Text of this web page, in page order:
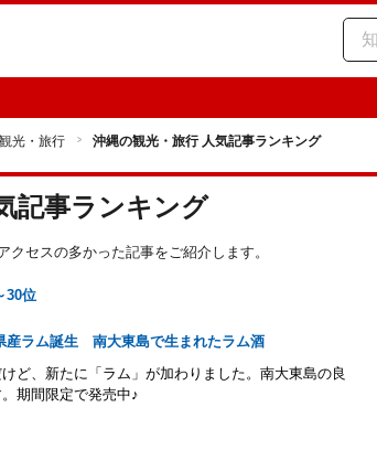
光・旅行 沖縄の観光・旅行 人気記事ランキング
記事ランキング
セスの多かった記事をご紹介します。
30位
ラム誕生 南大東島で生まれたラム酒
ど、新たに「ラム」が加わりました。南大東島の良
期間限定で発売中♪